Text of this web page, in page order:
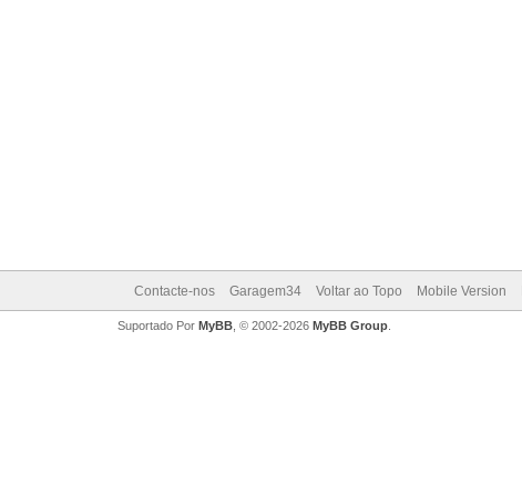
Contacte-nos Garagem34 Voltar ao Topo Mobile Version
Suportado Por MyBB, © 2002-2026 MyBB Group.